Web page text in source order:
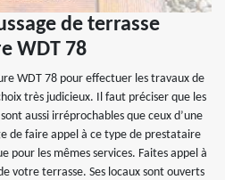
de terrasse
WDT 78
WDT 78 pour effectuer les travaux de
très judicieux. Il faut préciser que les
aussi irréprochables que ceux d’une
de faire appel à ce type de prestataire
pour les mêmes services. Faites appel à
votre terrasse. Ses locaux sont ouverts